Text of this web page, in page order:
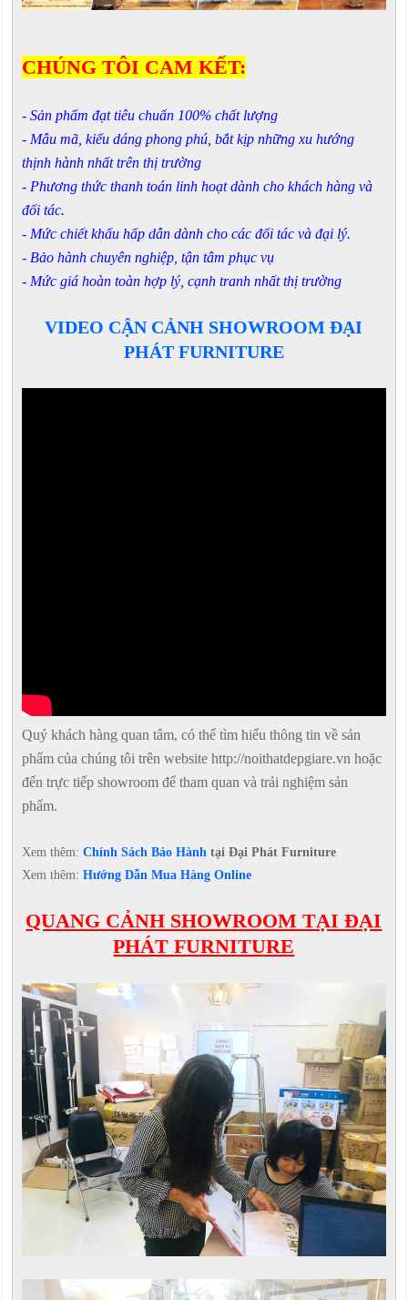
CHÚNG TÔI CAM KẾT:
- Sản phẩm đạt tiêu chuẩn 100% chất lượng
- Mẫu mã, kiểu dáng phong phú, bắt kịp những xu hướng
thịnh hành nhất trên thị trường
- Phương thức thanh toán linh hoạt dành cho khách hàng và
đối tác.
- Mức chiết khấu hấp dẫn dành cho các đối tác và đại lý.
- Bảo hành chuyên nghiệp, tận tâm phục vụ
- Mức giá hoàn toàn hợp lý, cạnh tranh nhất thị trường
VIDEO CẬN CẢNH SHOWROOM ĐẠI
PHÁT FURNITURE
Quý khách hàng quan tâm, có thể tìm hiểu thông tin về sản
phẩm của chúng tôi trên website http://noithatdepgiare.vn hoặc
đến trực tiếp showroom để tham quan và trải nghiệm sản
phẩm.
Xem thêm:Chính Sách Bảo Hành tại Đại Phát Furniture
Xem thêm:Hướng Dẫn Mua Hàng Online
QUANG CẢNH SHOWROOM TẠI ĐẠI
PHÁT FURNITURE